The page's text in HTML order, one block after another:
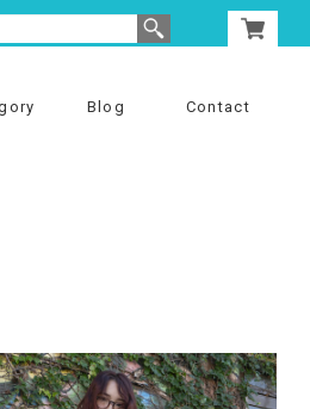
Blog Contact